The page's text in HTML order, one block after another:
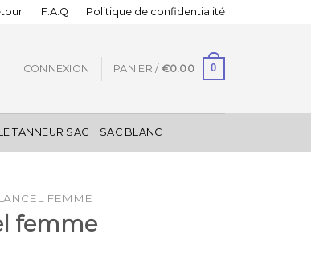
F.A.Q Politique de confidentialité
CONNEXION PANIER / €0.00 0
TANNEUR SAC SAC BLANC
FEMME
femme